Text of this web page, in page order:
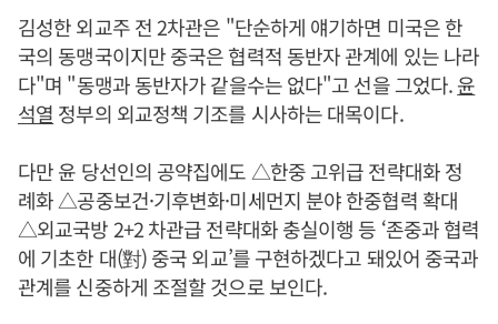
김성한 외교주 전 2차관은 "단순하게 얘기하면 미국은 한
국의 동맹국이지만 중국은 협력적 동반자 관계에 있는 나라
다"며 "동맹과 동반자가 같을수는 없다"고 선을 그었다.윤
석열 정부의 외교정책 기조를 시사하는 대목이다.
다만 윤 당선인의 공약집에도 △한중 고위급 전략대화 정
례화 △공중보건·기후변화·미세먼지 분야 한중협력 확대
△외교국방 2+2 차관급 전략대화 충실이행 등 ‘존중과 협력
에 기초한 대(對) 중국 외교’를 구현하겠다고 돼있어 중국과
관계를 신중하게 조절할 것으로 보인다.